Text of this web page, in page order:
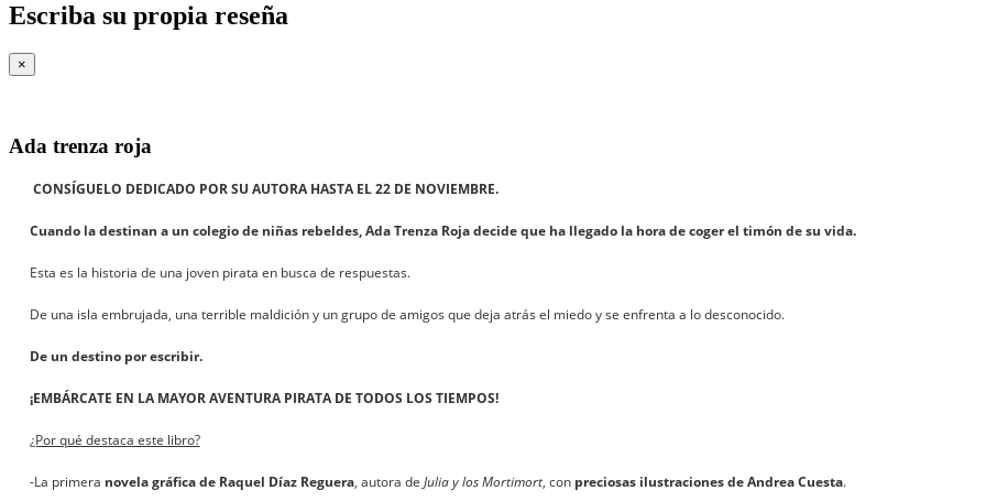
Escriba su propia reseña
×
Ada trenza roja
CONSÍGUELO DEDICADO POR SU AUTORA HASTA EL 22 DE NOVIEMBRE.
Cuando la destinan a un colegio de niñas rebeldes, Ada Trenza Roja decide que ha llegado la hora de coger el timón de su vida.
Esta es la historia de una joven pirata en busca de respuestas.
De una isla embrujada, una terrible maldición y un grupo de amigos que deja atrás el miedo y se enfrenta a lo desconocido.
De un destino por escribir.
¡EMBÁRCATE EN LA MAYOR AVENTURA PIRATA DE TODOS LOS TIEMPOS!
¿Por qué destaca este libro?
-La primera novela gráfica de Raquel Díaz Reguera, autora de Julia y los Mortimort, con preciosas ilustraciones de Andrea Cuesta.